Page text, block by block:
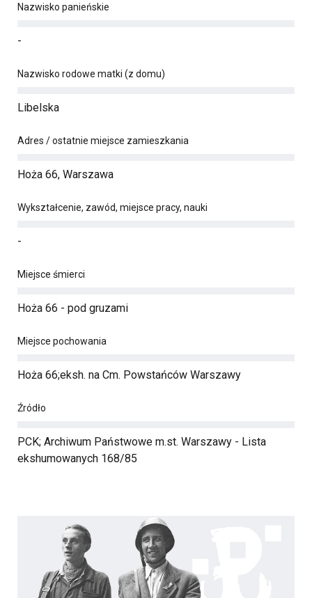
Nazwisko panieńskie
-
Nazwisko rodowe matki (z domu)
Libelska
Adres / ostatnie miejsce zamieszkania
Hoża 66, Warszawa
Wykształcenie, zawód, miejsce pracy, nauki
-
Miejsce śmierci
Hoża 66 - pod gruzami
Miejsce pochowania
Hoża 66;eksh. na Cm. Powstańców Warszawy
Źródło
PCK; Archiwum Państwowe m.st. Warszawy - Lista
ekshumowanych 168/85